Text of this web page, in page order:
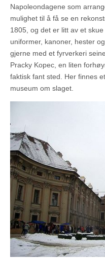
Napoleondagene som
mulighet til å få se en
1805, og det er litt av et
uniformer, kanoner, hester
gjerne med et fyrverkeri
Pracky Kopec, en liten
faktisk fant sted. Her finnes
museum om slaget.